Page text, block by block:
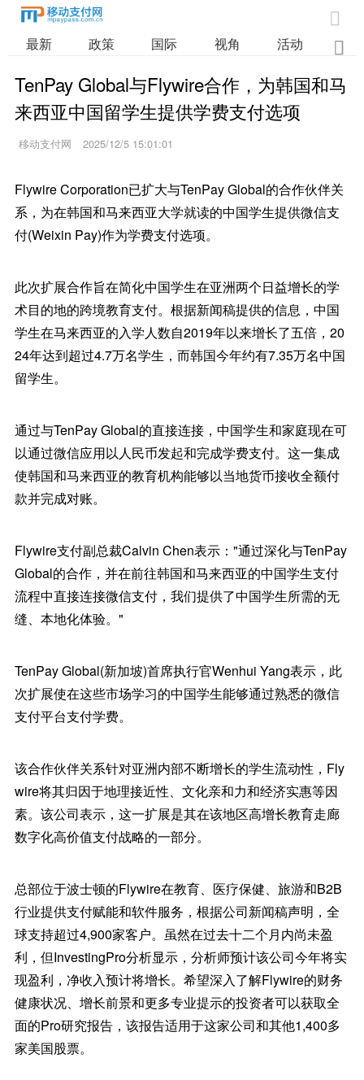

最新 政策 国际 视角 活动 业

TenPay Global与Flywire合作，为韩国和马
来西亚中国留学生提供学费支付选项
移动支付网 2025/12/5 15:01:01
Flywire Corporation已扩大与TenPay Global的合作伙伴关
系，为在韩国和马来西亚大学就读的中国学生提供微信支
付(Weixin Pay)作为学费支付选项。
此次扩展合作旨在简化中国学生在亚洲两个日益增长的学
术目的地的跨境教育支付。根据新闻稿提供的信息，中国
学生在马来西亚的入学人数自2019年以来增长了五倍，20
24年达到超过4.7万名学生，而韩国今年约有7.35万名中国
留学生。
通过与TenPay Global的直接连接，中国学生和家庭现在可
以通过微信应用以人民币发起和完成学费支付。这一集成
使韩国和马来西亚的教育机构能够以当地货币接收全额付
款并完成对账。
Flywire支付副总裁Calvin Chen表示："通过深化与TenPay
Global的合作，并在前往韩国和马来西亚的中国学生支付
流程中直接连接微信支付，我们提供了中国学生所需的无
缝、本地化体验。"
TenPay Global(新加坡)首席执行官Wenhui Yang表示，此
次扩展使在这些市场学习的中国学生能够通过熟悉的微信
支付平台支付学费。
该合作伙伴关系针对亚洲内部不断增长的学生流动性，Fly
wire将其归因于地理接近性、文化亲和力和经济实惠等因
素。该公司表示，这一扩展是其在该地区高增长教育走廊
数字化高价值支付战略的一部分。
总部位于波士顿的Flywire在教育、医疗保健、旅游和B2B
行业提供支付赋能和软件服务，根据公司新闻稿声明，全
球支持超过4,900家客户。虽然在过去十二个月内尚未盈
利，但InvestingPro分析显示，分析师预计该公司今年将实
现盈利，净收入预计将增长。希望深入了解Flywire的财务
健康状况、增长前景和更多专业提示的投资者可以获取全
面的Pro研究报告，该报告适用于这家公司和其他1,400多
家美国股票。